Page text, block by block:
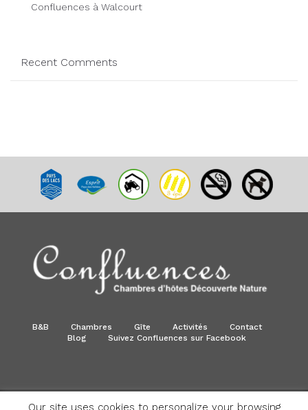
Confluences à Walcourt
Recent Comments
B&B Chambres Gîte Activités
Contact
Blog
Suivez Confluences sur Facebook
Our site uses cookies to personalize your browsing